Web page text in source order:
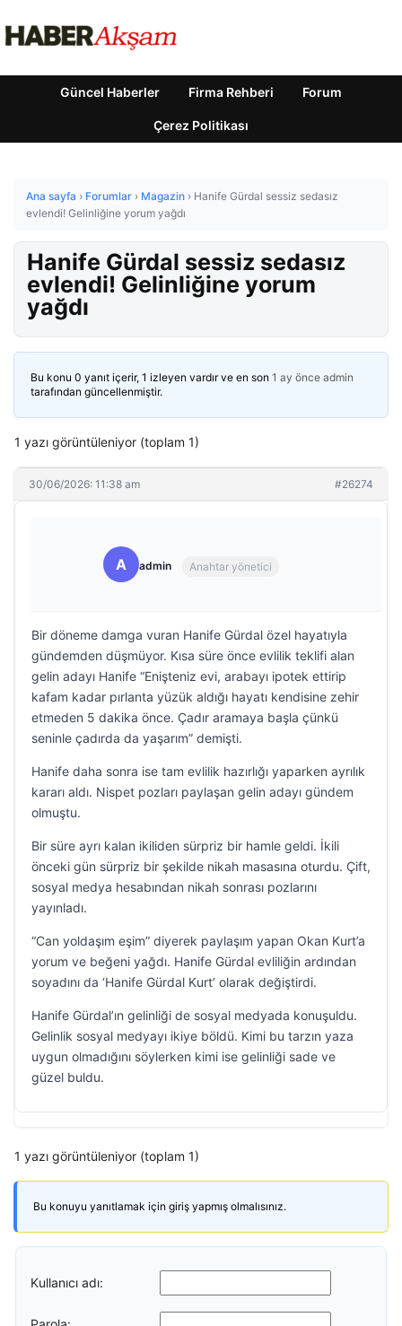
Güncel Haberler Firma Rehberi Forum
Çerez Politikası
Ana sayfa › Forumlar › Magazin › Hanife Gürdal sessiz sedasız
evlendi! Gelinliğine yorum yağdı
Hanife Gürdal sessiz sedasız
evlendi! Gelinliğine yorum
yağdı
Bu konu 0 yanıt içerir, 1 izleyen vardır ve en son 1 ay önce admin
tarafından güncellenmiştir.
1 yazı görüntüleniyor (toplam 1)
30/06/2026: 11:38 am #26274
A admin Anahtar yönetici
Bir döneme damga vuran Hanife Gürdal özel hayatıyla
gündemden düşmüyor. Kısa süre önce evlilik teklifi alan
gelin adayı Hanife “Enişteniz evi, arabayı ipotek ettirip
kafam kadar pırlanta yüzük aldığı hayatı kendisine zehir
etmeden 5 dakika önce. Çadır aramaya başla çünkü
seninle çadırda da yaşarım” demişti.
Hanife daha sonra ise tam evlilik hazırlığı yaparken ayrılık
kararı aldı. Nispet pozları paylaşan gelin adayı gündem
olmuştu.
Bir süre ayrı kalan ikiliden sürpriz bir hamle geldi. İkili
önceki gün sürpriz bir şekilde nikah masasına oturdu. Çift,
sosyal medya hesabından nikah sonrası pozlarını
yayınladı.
“Can yoldaşım eşim” diyerek paylaşım yapan Okan Kurt’a
yorum ve beğeni yağdı. Hanife Gürdal evliliğin ardından
soyadını da ‘Hanife Gürdal Kurt’ olarak değiştirdi.
Hanife Gürdal’ın gelinliği de sosyal medyada konuşuldu.
Gelinlik sosyal medyayı ikiye böldü. Kimi bu tarzın yaza
uygun olmadığını söylerken kimi ise gelinliği sade ve
güzel buldu.
1 yazı görüntüleniyor (toplam 1)
Bu konuyu yanıtlamak için giriş yapmış olmalısınız.
Kullanıcı adı: